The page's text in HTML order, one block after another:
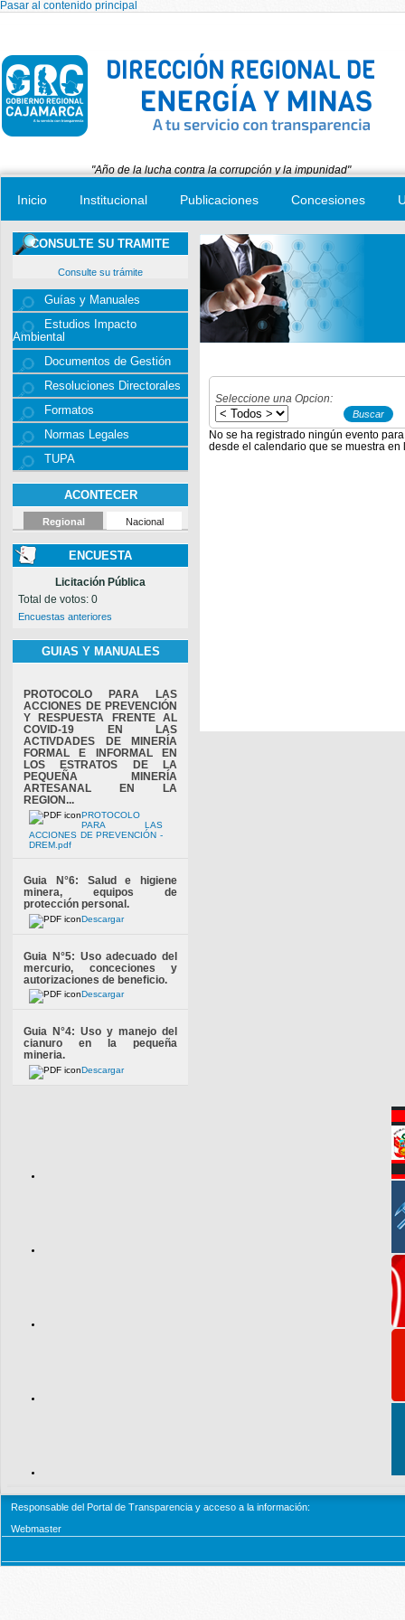
Pasar al contenido principal
"Año de la lucha contra la corrupción y la impunidad"
Inicio Institucional Publicaciones Concesiones
CONSULTE SU TRAMITE
Consulte su trámite
Guías y Manuales
Estudios Impacto
Ambiental
Documentos de Gestión
Resoluciones Directorales
Formatos
Normas Legales
TUPA
ACONTECER
Regional Nacional
ENCUESTA
Licitación Pública
Total de votos: 0
Encuestas anteriores
GUIAS Y MANUALES
PROTOCOLO PARA LAS
ACCIONES DE PREVENCIÓN
Y RESPUESTA FRENTE AL
COVID-19 EN LAS
ACTIVDADES DE MINERÍA
FORMAL E INFORMAL EN
LOS ESTRATOS DE LA
PEQUEÑA MINERÍA
ARTESANAL EN LA
REGION...
PROTOCOLO
PARA LAS
ACCIONES DE PREVENCIÓN -
DREM.pdf
Guia N°6: Salud e higiene
minera, equipos de
protección personal.
Descargar
Guia N°5: Uso adecuado del
mercurio, conceciones y
autorizaciones de beneficio.
Descargar
Guia N°4: Uso y manejo del
cianuro en la pequeña
mineria.
Descargar
Seleccione una Opcion:
No se ha registrado ningún evento
desde el calendario que se muestra
Responsable del Portal de Transparencia y acceso a la información:
Webmaster